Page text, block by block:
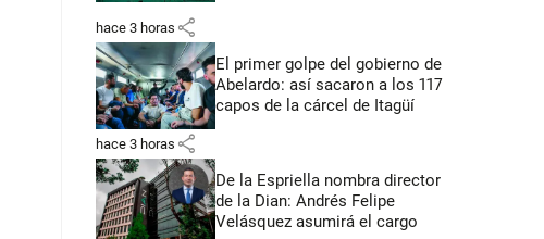
hace 3 horas share
El primer golpe del gobierno de
Abelardo: así sacaron a los 117
capos de la cárcel de Itagüí
hace 3 horas share
De la Espriella nombra director
de la Dian: Andrés Felipe
Velásquez asumirá el cargo